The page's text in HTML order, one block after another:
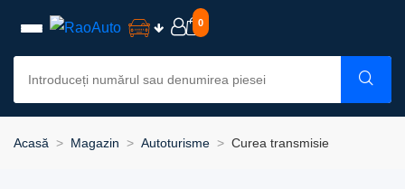
0
Acasă Magazin Autoturisme Curea transmisie